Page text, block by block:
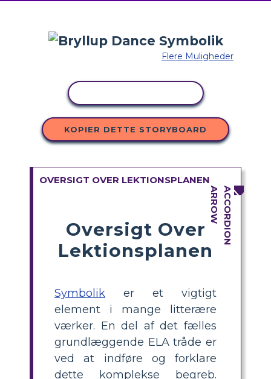
Flere Muligheder
KOPIER DETTE STORYBOARD
OVERSIGT OVER LEKTIONSPLANEN
Oversigt Over
Lektionsplanen
Symbolik er et vigtigt
element i mange litterære
værker. En del af det fælles
grundlæggende ELA tråde er
ved at indføre og forklare
dette komplekse begreb.